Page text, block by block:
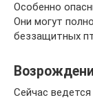
Особенно
Они могут
беззащитных
Сейчас